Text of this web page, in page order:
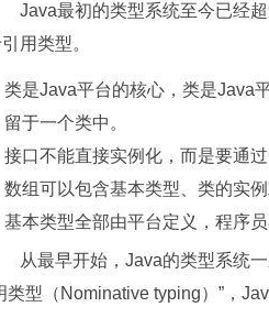
最初的类型系统至今已经超
用类型。
类是Java平台的核心，类是Java
留于一个类中。
接口不能直接实例化，而是要通
数组可以包含基本类型、类的实例
基本类型全部由平台定义，程序
最早开始，Java的类型系统一
类型（Nominative typing）”，